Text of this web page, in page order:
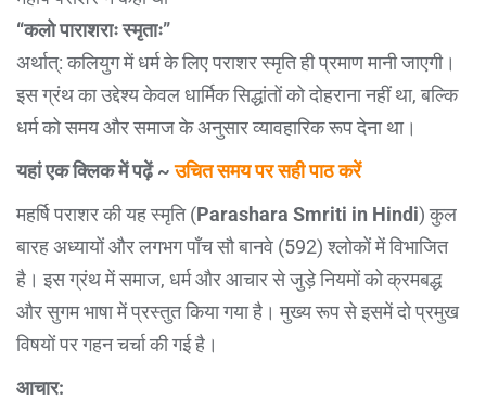
“कलो पाराशराः स्मृताः”
अर्थात्‌: कलियुग में धर्म के लिए पराशर स्मृति ही प्रमाण मानी जाएगी।
इस ग्रंथ का उद्देश्य केवल धार्मिक सिद्धांतों को दोहराना नहीं था, बल्कि
धर्म को समय और समाज के अनुसार व्यावहारिक रूप देना था।
यहां एक क्लिक में पढ़ें ~उचित समय पर सही पाठ करें
महर्षि पराशर की यह स्मृति (Parashara Smriti in Hindi) कुल
बारह अध्यायों और लगभग पाँच सौ बानवे (592) श्लोकों में विभाजित
है। इस ग्रंथ में समाज, धर्म और आचार से जुड़े नियमों को क्रमबद्ध
और सुगम भाषा में प्रस्तुत किया गया है। मुख्य रूप से इसमें दो प्रमुख
विषयों पर गहन चर्चा की गई है।
आचार: